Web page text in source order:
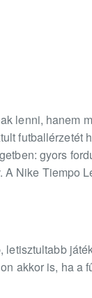
lenni, hanem
futballérzetét
gyors
A Nike Tiempo
letisztultabb
akkor is, ha a